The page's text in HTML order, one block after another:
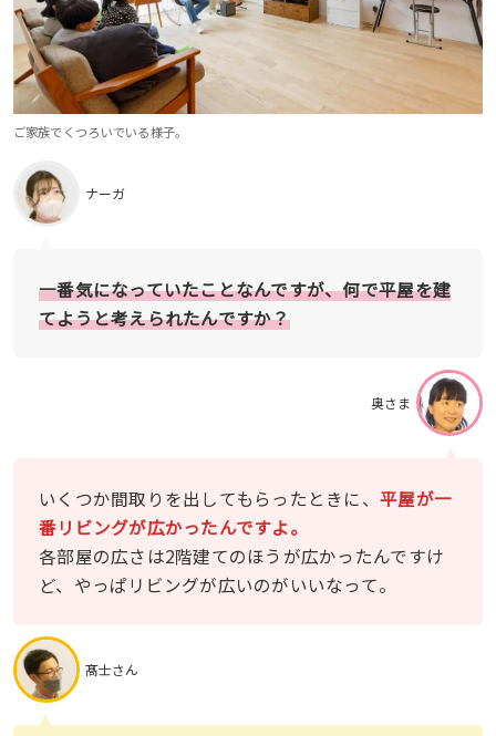
ご家族でくつろいでいる様子。
ナーガ
一番気になっていたことなんですが、何で平屋を建
てようと考えられたんですか？
奥さま
いくつか間取りを出してもらったときに、平屋が一
番リビングが広かったんですよ。
各部屋の広さは2階建てのほうが広かったんですけ
ど、やっぱリビングが広いのがいいなって。
髙士さん